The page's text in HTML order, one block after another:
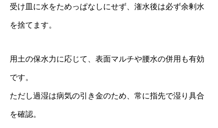
受け皿に水をためっぱなしにせず、潅水後は必ず余剰水
を捨てます。
用土の保水力に応じて、表面マルチや腰水の併用も有効
です。
ただし過湿は病気の引き金のため、常に指先で湿り具合
を確認。